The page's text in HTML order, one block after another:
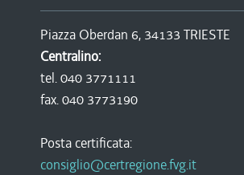
Piazza Oberdan 6, 34133 TRIESTE
Centralino:
tel. 040 3771111
fax. 040 3773190
Posta certificata:
consiglio@certregione.fvg.it